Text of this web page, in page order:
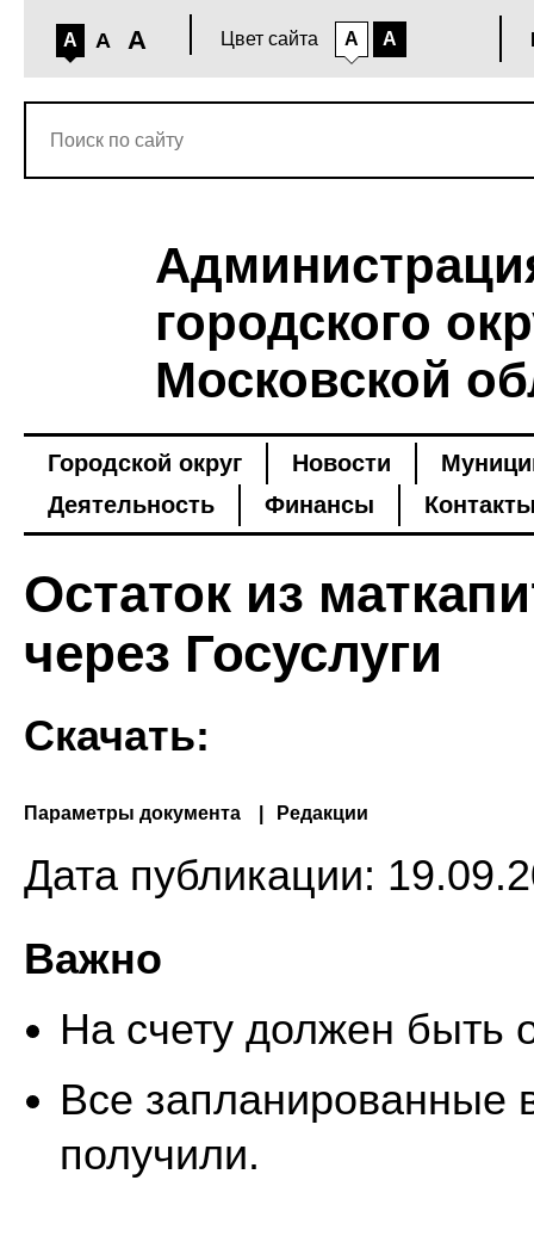
A A A Цвет сайта A A
городского
Московской
Городской округ Новости
Деятельность
Финансы
Остаток из
через Госуслуги
Скачать:
Параметры документа Редакции
Дата публикации:
Важно
На счету должен быть
Все запланированные
получили.